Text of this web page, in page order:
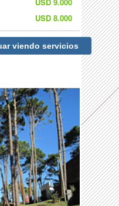
USD 9.000
USD 8.000
viendo servicios